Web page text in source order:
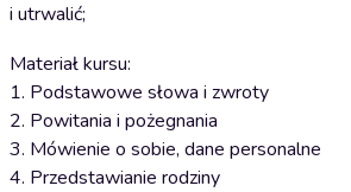
i utrwalić;
Materiał kursu:
1. Podstawowe słowa i zwroty
2. Powitania i pożegnania
3. Mówienie o sobie, dane personalne
4. Przedstawianie rodziny